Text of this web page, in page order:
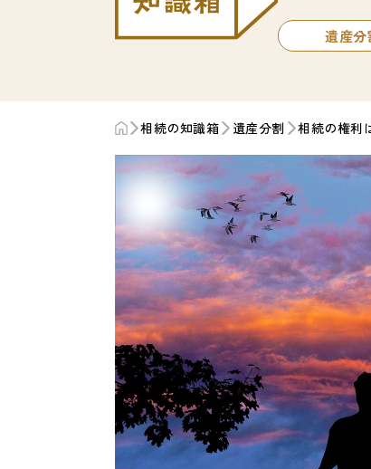
遺産分
相続の知識箱 遺産分割 相続の権利